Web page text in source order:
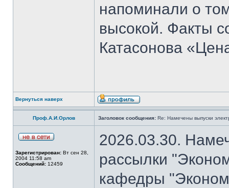
напоминали о
высокой. Факты
Катасонова
Вернуться наверх
Проф.А.И.Орлов Заголовок сообщения: Re: Намечены выпуски
Зарегистрирован: Вт сен 28,
2004 11:58 am
Сообщений: 12459
2026.03.30.
рассылки
кафедры